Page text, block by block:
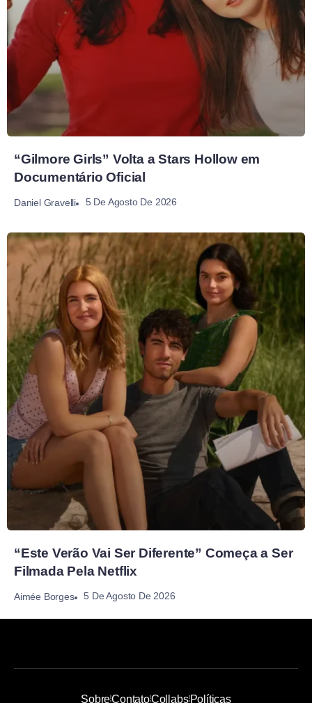
“Gilmore Girls” Volta a Stars Hollow em
Documentário Oficial
Daniel Gravelli 5 De Agosto De 2026
“Este Verão Vai Ser Diferente” Começa a Ser
Filmada Pela Netflix
Aimée Borges 5 De Agosto De 2026
SobreContatoCollabsPolíticas